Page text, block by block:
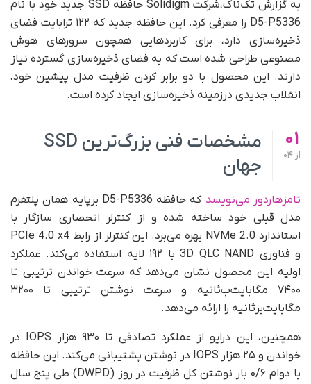
به گزارش تک‌ناک،‌شرکت Solidigm حافظه SSD جدید خود با نام
D5-P5336 را معرفی کرد. این حافظه جدید که ۱۲۲ ترابایت فضای
ذخیره‌سازی دارد، برای کاربردهایی همچون سرورهای هوش
مصنوعی طراحی شده است که به فضای ذخیره‌سازی گسترده نیاز
دارند. این محصول با دو برابر کردن ظرفیت مدل پیشین خود،
انقلاب جدیدی درزمینه ذخیره‌سازی ایجاد کرده است.
01
از
مشخصات فنی بزرگ‌ترین SSD
جهان
تامزهاردور می‌نویسد
که حافظه D5-P5336 بر‌پایه همان پلتفرم
مدل قبلی خود ساخته شده و از کنترلر انحصاری سازگار با
استاندارد NVMe 2.0 بهره می‌برد. این کنترلر از رابط PCIe 4.0 x4
و فناوری 3D QLC NAND با ۱۹۲ لایه استفاده می‌کند. عملکرد
اولیه این محصول نشان می‌دهد که سرعت خواندن ترتیبی تا
۷۴۰۰ مگابایت‌ب‌ثانیه و سرعت نوشتن ترتیبی تا ۳۲۰۰
مگابایت‌بر‌ثانیه را ارائه می‌دهد.
همچنین، این درایو از عملکرد تصادفی تا ۹۳۰ هزار IOPS در
خواندن و ۲۵ هزار IOPS در نوشتن پشتیبانی می‌کند. این حافظه
با دوام ۰/۶ بار نوشتن کل ظرفیت در روز (DWPD) طی پنج سال